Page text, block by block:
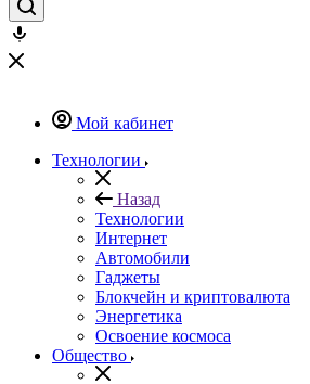
Мой кабинет
Технологии
Назад
Технологии
Интернет
Автомобили
Гаджеты
Блокчейн и криптовалюта
Энергетика
Освоение космоса
Общество